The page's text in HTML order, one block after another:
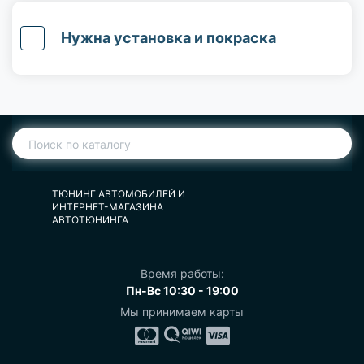
Нужна установка и покраска
ТЮНИНГ АВТОМОБИЛЕЙ И
ИНТЕРНЕТ-МАГАЗИНА
АВТОТЮНИНГА
Время работы:
Пн-Вс 10:30 - 19:00
Мы принимаем карты